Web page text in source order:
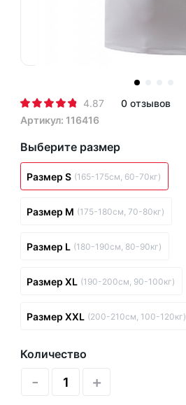
4.87
0 отзывов
Артикул: 116416
Выберите размер
Размер S (165-175см, 60-70кг)
Размер M (175-180см, 70-80кг)
Размер L (180-190см, 80-90кг)
Размер XL (190-200см, 90-100кг)
Размер XXL (200-210см, 100-120кг)
Количество
- +